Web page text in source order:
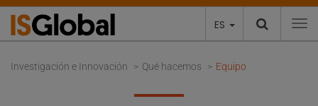
ES
Investigación e Innovación Qué hacemos Equipo